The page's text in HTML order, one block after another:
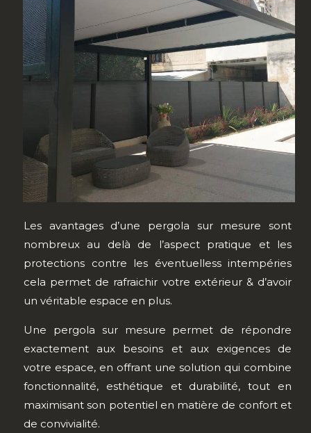
Les avantages d’une pergola sur mesure sont
nombreux au delà de l’aspect pratique et les
protections contre les éventuelless intempéries
cela permet de rafraichir votre extérieur & d’avoir
un véritable espace en plus.
Une pergola sur mesure permet de répondre
exactement aux besoins et aux exigences de
votre espace, en offrant une solution qui combine
fonctionnalité, esthétique et durabilité, tout en
maximisant son potentiel en matière de confort et
de convivialité.